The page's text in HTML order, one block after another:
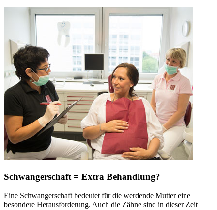
Schwangerschaft = Extra Behandlung?
Eine Schwangerschaft bedeutet für die werdende Mutter eine
besondere Herausforderung. Auch die Zähne sind in dieser Zeit